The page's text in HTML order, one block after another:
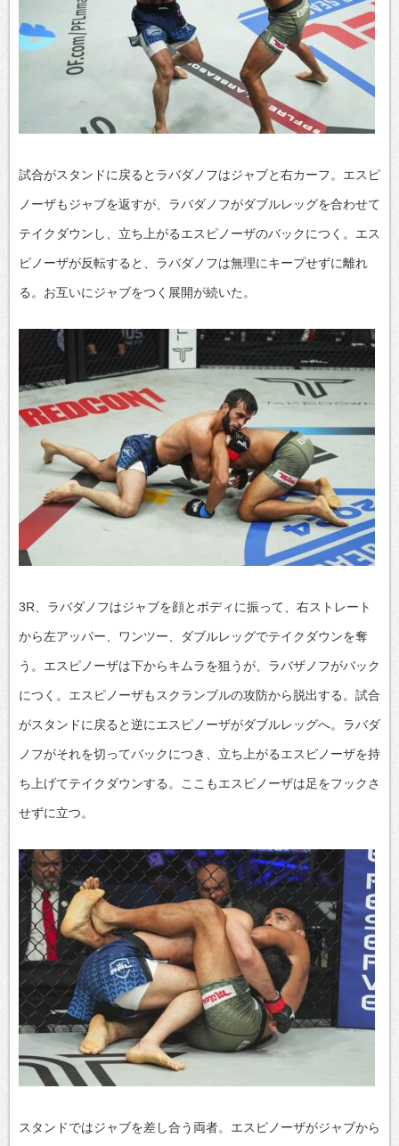
試合がスタンドに戻るとラバダノフはジャブと右カーフ。エスピ
ノーザもジャブを返すが、ラバダノフがダブルレッグを合わせて
テイクダウンし、立ち上がるエスピノーザのバックにつく。エス
ピノーザが反転すると、ラバダノフは無理にキープせずに離れ
る。お互いにジャブをつく展開が続いた。
3R、ラバダノフはジャブを顔とボディに振って、右ストレート
から左アッパー、ワンツー、ダブルレッグでテイクダウンを奪
う。エスピノーザは下からキムラを狙うが、ラバザノフがバック
につく。エスピノーザもスクランブルの攻防から脱出する。試合
がスタンドに戻ると逆にエスピノーザがダブルレッグへ。ラバダ
ノフがそれを切ってバックにつき、立ち上がるエスピノーザを持
ち上げてテイクダウンする。ここもエスピノーザは足をフックさ
せずに立つ。
スタンドではジャブを差し合う両者。エスピノーザがジャブから